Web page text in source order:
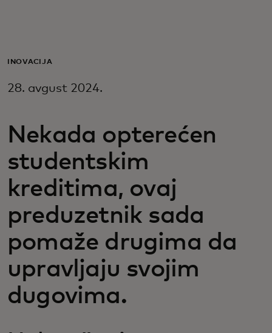
Za biznis
Za inovatore
Novosti i trendovi
INOVACIJA
28. avgust 2024.
Nekada opterećen
studentskim
kreditima, ovaj
preduzetnik sada
pomaže drugima da
upravljaju svojim
dugovima.